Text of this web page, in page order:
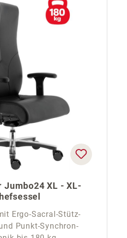
Jumbo24 XL - XL-
Ergo-Sacral-Stütz-
Punkt-Synchron-